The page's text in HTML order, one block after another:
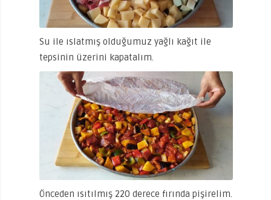
Su ile ıslatmış olduğumuz yağlı kağıt ile
tepsinin üzerini kapatalım.
Önceden ısıtılmış 220 derece fırında pişirelim.